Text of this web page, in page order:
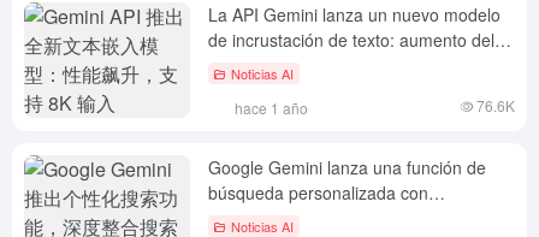
La API Gemini lanza un nuevo modelo
de incrustación de texto: aumento del
rendimiento y compatibilidad con
Noticias AI
hace 1 año 76.6K
Google Gemini lanza una función de
búsqueda personalizada con
integración del historial de búsqueda
Noticias AI